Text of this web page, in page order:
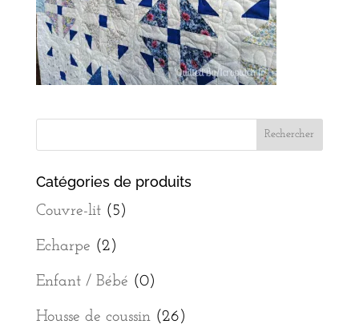
Catégories de produits
Couvre-lit (5)
Echarpe (2)
Enfant / Bébé (0)
Housse de coussin (26)